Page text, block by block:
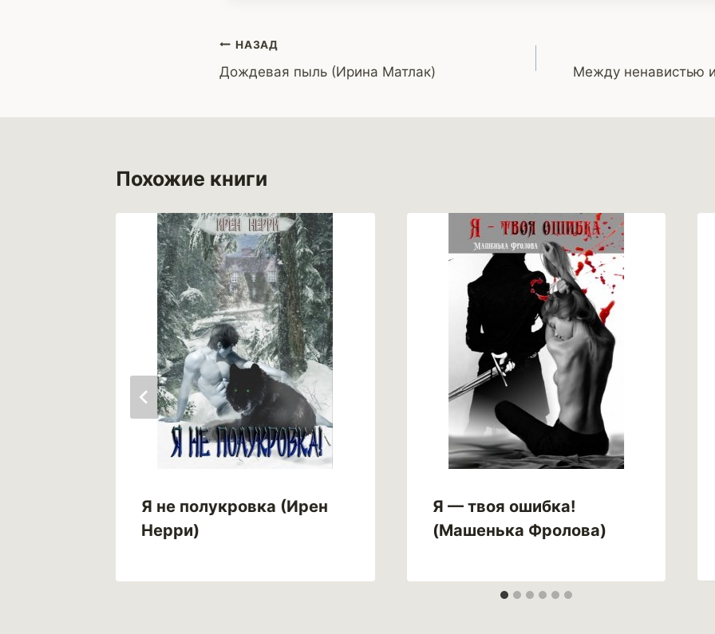
Навигация
по
НАЗАД
Дождевая пыль (Ирина Матлак) Между ненавистью
Похожие книги
Я не полукровка (Ирен
Нерри)
Я — твоя ошибка!
(Машенька Фролова)